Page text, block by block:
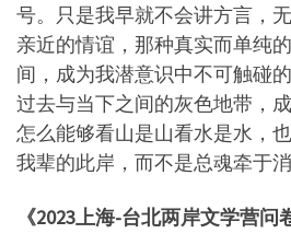
号。只是我早就不会讲方言，
亲近的情谊，那种真实而单纯
间，成为我潜意识中不可触碰
过去与当下之间的灰色地带，
怎么能够看山是山看水是水，
我辈的此岸，而不是总魂牵于消
《2023上海-台北两岸文学营问